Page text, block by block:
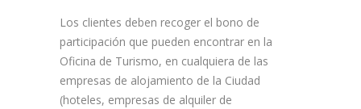
Los clientes deben recoger el bono de
participación que pueden encontrar en la
Oficina de Turismo, en cualquiera de las
empresas de alojamiento de la Ciudad
(hoteles, empresas de alquiler de